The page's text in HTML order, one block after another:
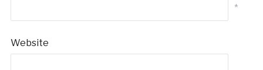
*
Website